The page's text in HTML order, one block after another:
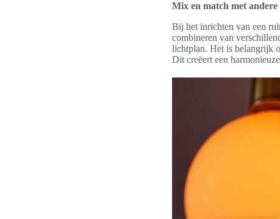
Mix en match met andere
Bij het inrichten van een
combineren van
lichtplan. Het is belangrijk
Dit creëert een